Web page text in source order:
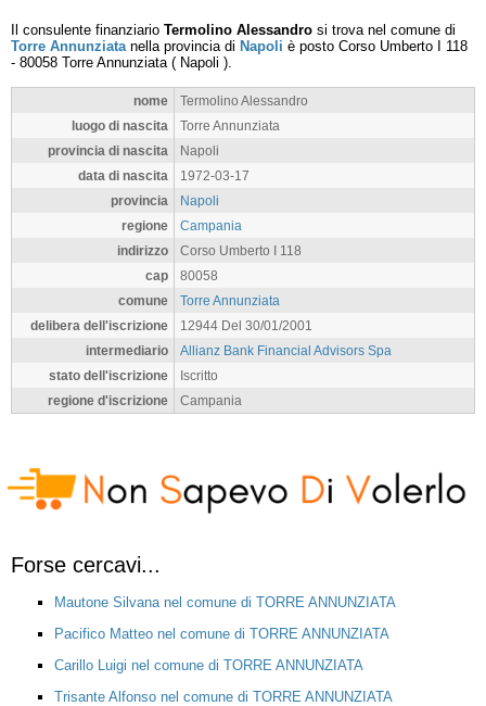
Il consulente finanziario Termolino Alessandro si trova nel comune di
Torre Annunziatanella provincia di Napoli è posto Corso Umberto I 118
- 80058 Torre Annunziata( Napoli ).
nome
Termolino Alessandro
luogo di nascita
Torre Annunziata
provincia di nascita
Napoli
data di nascita
1972-03-17
provincia
Napoli
regione
Campania
indirizzo
Corso Umberto I 118
cap
80058
comune
Torre Annunziata
delibera dell'iscrizione
12944 Del 30/01/2001
intermediario
Allianz Bank Financial Advisors Spa
stato dell'iscrizione
Iscritto
regione d'iscrizione
Campania
Forse cercavi...
Mautone Silvana nel comune di TORRE ANNUNZIATA
Pacifico Matteo nel comune di TORRE ANNUNZIATA
Carillo Luigi nel comune di TORRE ANNUNZIATA
Trisante Alfonso nel comune di TORRE ANNUNZIATA